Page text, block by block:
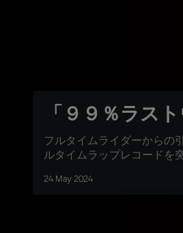
「９９％ラス
フルタイムライダーからの
ルタイムラップレコードを
24 May 2024